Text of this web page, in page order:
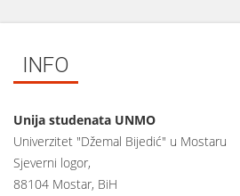
INFO
Unija studenata UNMO
Univerzitet "Džemal Bijedić" u Mostaru
Sjeverni logor,
88104 Mostar, BiH